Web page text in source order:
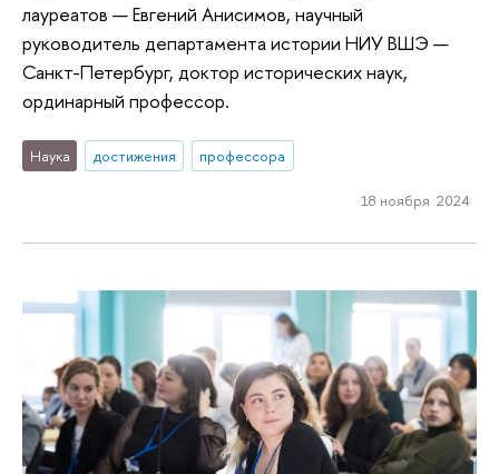
лауреатов — Евгений Анисимов, научный
руководитель департамента истории НИУ ВШЭ —
Санкт-Петербург, доктор исторических наук,
ординарный профессор.
Наука достижения профессора
18 ноября 2024